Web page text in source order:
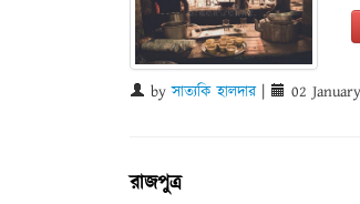
byসাত্যকি হালদার| 02
রাজপুত্র